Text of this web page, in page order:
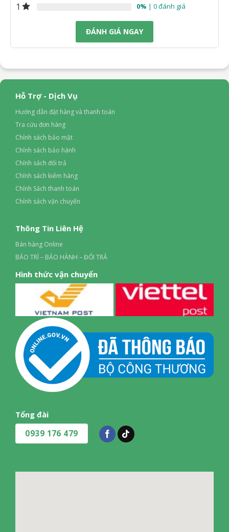
1 0% | 0 đánh giá
ĐÁNH GIÁ NGAY
Hỗ Trợ - Dịch Vụ
Hướng dẫn đặt hàng và thanh toán
Tra cứu đơn hàng
Chính sách bảo mật
Chính sách bảo hành
Chính sách đổi trả
Chính sách kiểm hàng
Chính Sách thanh toán
Chính sách vận chuyển
Thông Tin Liên Hệ
Bán hàng Online
BẢO TRÌ – BẢO HÀNH – ĐỔI TRẢ
Hình thức vận chuyển
Tổng đài
0939 176 479